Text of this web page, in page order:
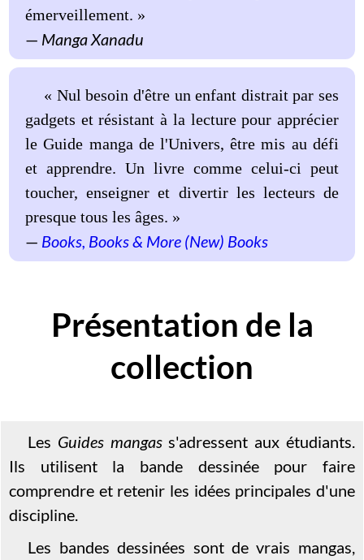
émerveillement. »
Manga Xanadu
« Nul besoin d'être un enfant distrait par ses
gadgets et résistant à la lecture pour apprécier
le Guide manga de l'Univers, être mis au défi
et apprendre. Un livre comme celui-ci peut
toucher, enseigner et divertir les lecteurs de
presque tous les âges. »
Books, Books & More (New) Books
Présentation de la
collection
Les Guides mangass'adressent aux étudiants.
Ils utilisent la bande dessinée pour faire
comprendre et retenir les idées principales d'une
discipline.
Les bandes dessinées sont de vrais mangas,